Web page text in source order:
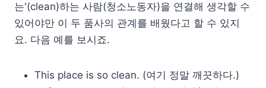
는'(clean)하는 사람(청소노동자)을 연결해 생각할 수
있어야만 이 두 품사의 관계를 배웠다고 할 수 있지
요. 다음 예를 보시죠.
This place is so clean. (여기 정말 깨끗하다.)